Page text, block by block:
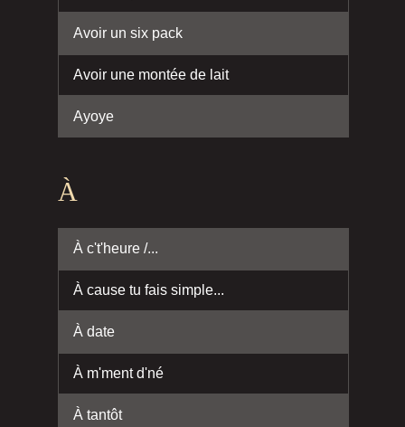
Avoir un six pack
Avoir une montée de lait
Ayoye
À
À c't'heure /...
À cause tu fais simple...
À date
À m'ment d'né
À tantôt